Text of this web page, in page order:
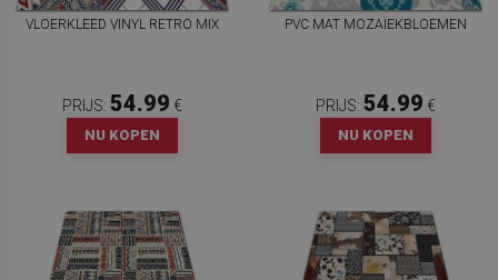
VLOERKLEED VINYL RETRO MIX
PRIJS: 54.99 €
NU KOPEN
PVC MAT MOZAÏEKBLOEMEN
PRIJS: 54.99 €
NU KOPEN